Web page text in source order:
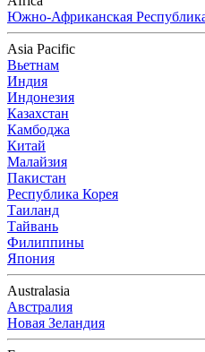
Южно-Африканская
Asia Pacific
Вьетнам
Индия
Индонезия
Казахстан
Камбоджа
Китай
Малайзия
Пакистан
Республика Корея
Таиланд
Тайвань
Филиппины
Япония
Australasia
Австралия
Новая Зеландия